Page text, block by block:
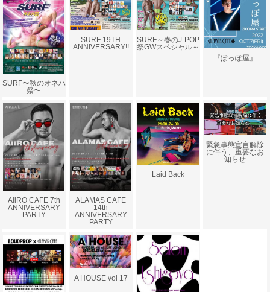
SURF〜秋のオネハ
祭〜
SURF 19TH
ANNIVERSARY!!
SURF～春のJ-POP
祭GWスペシャル～
『ぽっぽ屋』
AiiRO CAFE 7th
ANNIVERSARY
PARTY
ALAMAS CAFE
14th
ANNIVERSARY
PARTY
Laid Back
緊急事態宣言解除
に伴う、重要なお
知らせ
A HOUSE vol 17